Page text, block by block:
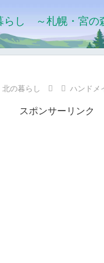
らし ～札幌・宮の
北の暮らし ハンドメ
スポンサーリンク